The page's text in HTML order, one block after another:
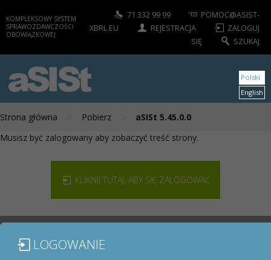
KOMPLEKSOWY SYSTEM
SPRAWOZDAWCZOŚCI
OBOWIĄZKOWEJ
71 332 99 99
POMOC@ASIST-
XBRL.EU
REJESTRACJA
ZALOGUJ
SIĘ
SZUKAJ
aSISt
Strona główna Pobierz aSISt 5.45.0.0
Polski
English
Musisz być zalogowany aby zobaczyć treść strony.
KLIKNIJ TUTAJ, ABY SIĘ ZALOGOWAĆ
MODUŁY / SPRAWOZDANIA
LOGOWANIE